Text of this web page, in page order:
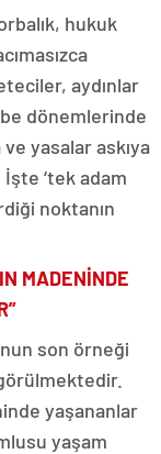
hukuk
aydınlar
dönemlerinde
yasalar askıya
İşte ‘tek adam
noktanın
MADENİNDE
son örneği
yaşananlar
yaşam